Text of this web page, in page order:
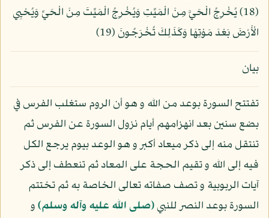
(18) يُخْرِجُ الْحَيَّ مِنَ الْمَيِّتِ وَيُخْرِجُ الْمَيِّتَ مِنَ الْحَيِّ وَيُحْيِي
الْأَرْضَ بَعْدَ مَوْتِهَا وَكَذَلِكَ تُخْرَجُونَ (19)
بيان
تفتتح السورة بوعد من الله و هو أن الروم ستغلب الفرس في
بضع سنين بعد انهزامهم أيام نزول السورة عن الفرس ثم
تنتقل منه إلى ذكر ميعاد أكبر و هو الوعد بيوم يرجع الكل
فيه إلى الله و تقيم الحجة على المعاد ثم تنعطف إلى ذكر
آيات الربوبية و تصف صفاته تعالى الخاصة به ثم تختتم
السورة بوعد النصر للنبي(صلى الله عليه وآله وسلم)و